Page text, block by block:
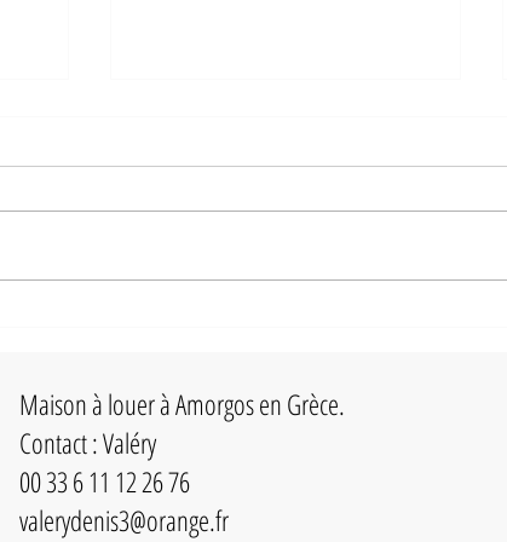
donné à l'île une grande...
Maison à louer à Amorgos en Grèce.
Contact : Valéry
00 33 6 11 12 26 76
valerydenis3@orange.fr